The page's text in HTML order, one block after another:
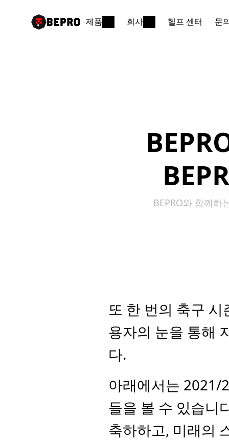
제품 회사 헬프 센터 문
BEPRO와 함께
또 한 번의 축구
용자의 눈을 통해
다.
아래에서는 2021/
들을 볼 수 있습니
축하하고, 미래의